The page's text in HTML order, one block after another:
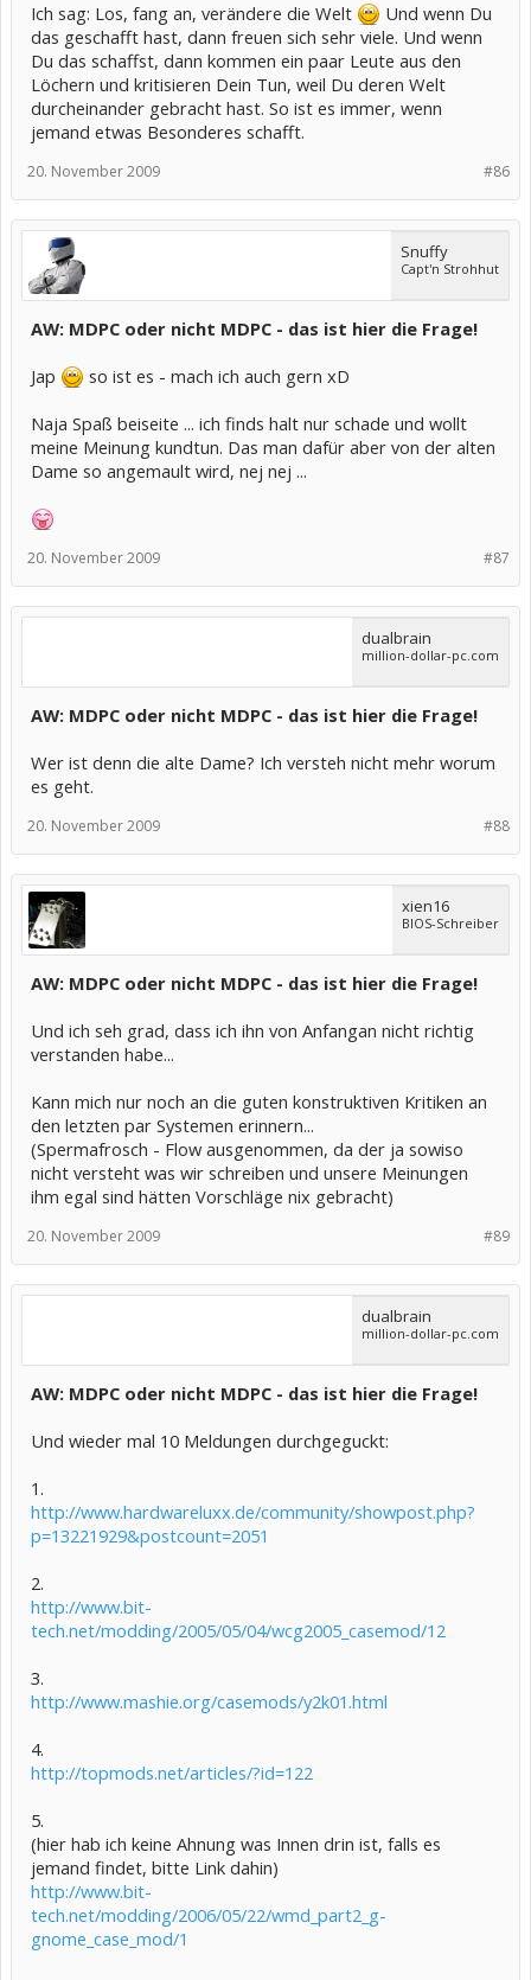
Ich sag: Los, fang an, verändere die Welt
Und wenn Du
das geschafft hast, dann freuen sich sehr viele. Und wenn
Du das schaffst, dann kommen ein paar Leute aus den
Löchern und kritisieren Dein Tun, weil Du deren Welt
durcheinander gebracht hast. So ist es immer, wenn
jemand etwas Besonderes schafft.
#86
20. November 2009
Snuffy
Capt'n Strohhut
AW: MDPC oder nicht MDPC - das ist hier die Frage!
Jap
so ist es - mach ich auch gern xD
Naja Spaß beiseite ... ich finds halt nur schade und wollt
meine Meinung kundtun. Das man dafür aber von der alten
Dame so angemault wird, nej nej ...
#87
20. November 2009
dualbrain
million-dollar-pc.com
AW: MDPC oder nicht MDPC - das ist hier die Frage!
Wer ist denn die alte Dame? Ich versteh nicht mehr worum
es geht.
#88
20. November 2009
xien16
BIOS-Schreiber
AW: MDPC oder nicht MDPC - das ist hier die Frage!
Und ich seh grad, dass ich ihn von Anfangan nicht richtig
verstanden habe...
Kann mich nur noch an die guten konstruktiven Kritiken an
den letzten par Systemen erinnern...
(Spermafrosch - Flow ausgenommen, da der ja sowiso
nicht versteht was wir schreiben und unsere Meinungen
ihm egal sind hätten Vorschläge nix gebracht)
#89
20. November 2009
dualbrain
million-dollar-pc.com
AW: MDPC oder nicht MDPC - das ist hier die Frage!
Und wieder mal 10 Meldungen durchgeguckt:
1.
http://www.hardwareluxx.de/community/showpost.php?
p=13221929&postcount=2051
2.
http://www.bit-
tech.net/modding/2005/05/04/wcg2005_casemod/12
3.
http://www.mashie.org/casemods/y2k01.html
4.
http://topmods.net/articles/?id=122
5.
(hier hab ich keine Ahnung was Innen drin ist, falls es
jemand findet, bitte Link dahin)
http://www.bit-
tech.net/modding/2006/05/22/wmd_part2_g-
gnome_case_mod/1